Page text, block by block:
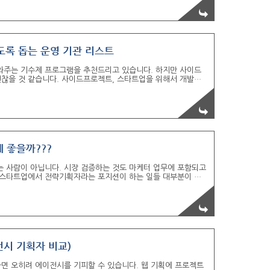
는 비영리 기관 중에서 유일하게 IT기획자, 전문 기획자, 직
록 돕는 운영 기관 리스트
는 기수제 프로그램을 추천드리고 있습니다. 하지만 사이드
을 것 같습니다. 사이드프로젝트, 스타트업을 위해서 개발자
사이드프로젝트 운영 기관은 많지 않습니다ㅠㅜ 내년에는
좋을까???
람이 아닙니다. 시장 검증하는 것도 마케터 업무에 포함되고
트업에서 전략기획자라는 포지션이 하는 일들 대부분이 마
면서 시장검증 빠르게 하고 서비스 기획으로 넘아가는 스타트
하는데 예비창업자분들 서비스 기획자 좀 뽑으세요. 서비스
하고 많은 개발자들이 같이 안 하려고 하는겁니다. 최소한 기
기획자 비교)
오히려 에이전시를 기피할 수 있습니다. 웹 기획에 프로젝트